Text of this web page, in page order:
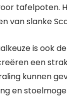
tafelpoten.
van slanke
is ook
een
kunnen
en